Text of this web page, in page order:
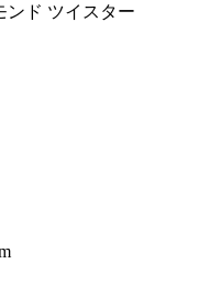
ンド ツイスター